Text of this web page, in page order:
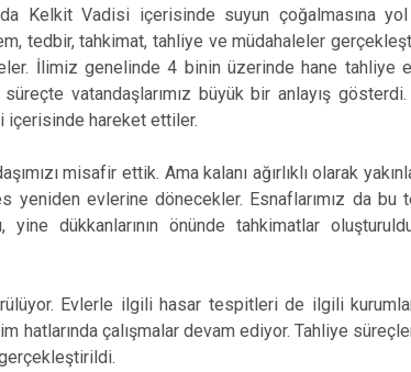
da Kelkit Vadisi içerisinde suyun çoğalmasına yol
tedbir, tahkimat, tahliye ve müdahaleler
İlimiz genelinde 4 binin üzerinde hane tahliye
vatandaşlarımız büyük bir anlayış
içerisinde hareket ettiler.
misafir ettik. Ama kalanı ağırlıklı olarak
yeniden evlerine dönecekler. Esnaflarımız da bu
yine dükkanlarının önünde tahkimatlar
Evlerle ilgili hasar tespitleri de ilgili
hatlarında çalışmalar devam ediyor. Tahliye